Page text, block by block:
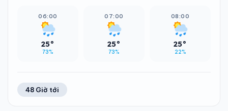
06:00
25°
73%
07:00
25°
73%
08:00
25°
22%
48 Giờ tới